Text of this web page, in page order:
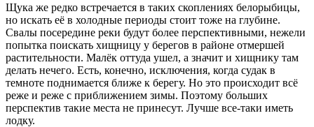
Щука же редко встречается в таких скоплениях белорыбицы,
но искать её в холодные периоды стоит тоже на глубине.
Свалы посередине реки будут более перспективными, нежели
попытка поискать хищницу у берегов в районе отмершей
растительности. Малёк оттуда ушел, а значит и хищнику там
делать нечего. Есть, конечно, исключения, когда судак в
темноте поднимается ближе к берегу. Но это происходит всё
реже и реже с приближением зимы. Поэтому больших
перспектив такие места не принесут. Лучше все-таки иметь
лодку.